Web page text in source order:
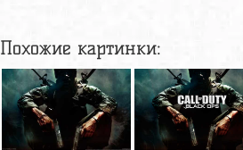
Похожие картинки: